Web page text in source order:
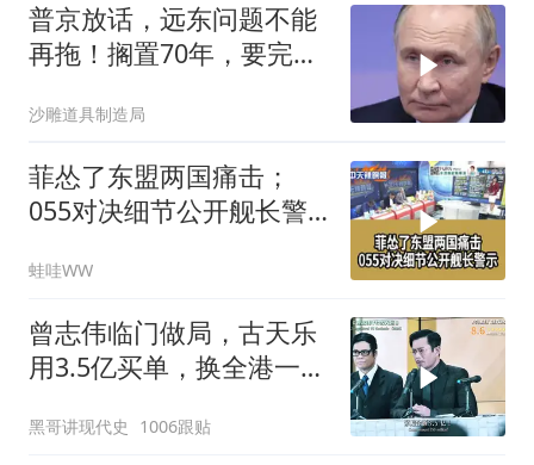
普京放话，远东问题不能
再拖！搁置70年，要完成
沙雕道具制造局
菲怂了东盟两国痛击；
055对决细节公开舰长警
冰｜辣晚报20260805
蛙哇WW
曾志伟临门做局，古天乐
用3.5亿买单，换全港一声
黑哥讲现代史 1006跟贴